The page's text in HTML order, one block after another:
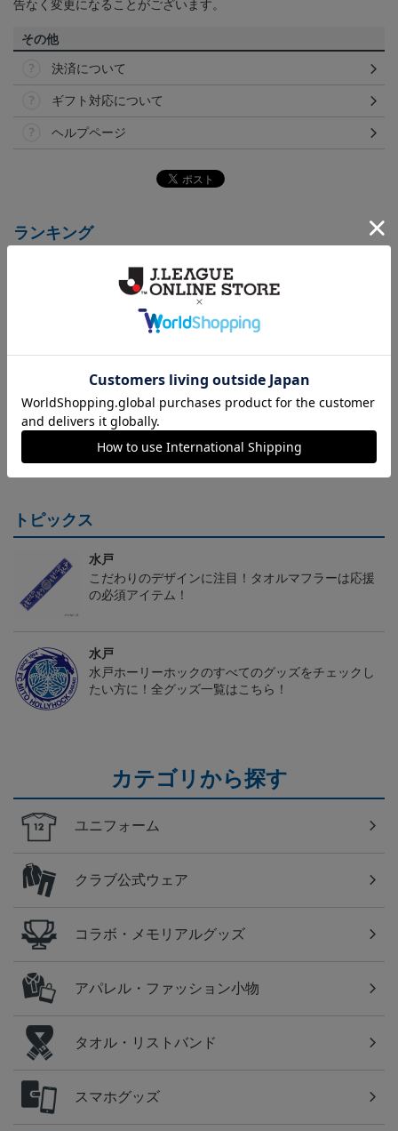
告なく変更になることがございます。
その他
決済について
ギフト対応について
ヘルプページ
ランキング
（Sｰ3XL）2026/27 オー
センティックユニフォー
20,020円～25,520円
（4XL）2026/27 オーセ
ンティックユニフォーム
FP 1st
23,020円～28,520円
（Sｰ3XL）2026/27 オー
センティックユニフォー
ム FP 2nd
20,020円～25,520円
トピックス
水戸
こだわりのデザインに注目！タオルマフラーは応援
の必須アイテム！
水戸
水戸ホーリーホックのすべてのグッズをチェックし
たい方に！全グッズ一覧はこちら！
カテゴリから探す
ユニフォーム
クラブ公式ウェア
コラボ・メモリアルグッズ
アパレル・ファッション小物
タオル・リストバンド
スマホグッズ